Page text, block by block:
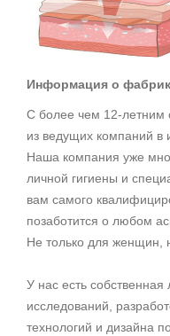
Информация о
С более чем 12-летним
из ведущих компаний в
Наша компания уже
личной гигиены и
вам самого
позаботится о любом
Не только для женщин,
У нас есть собственная
исследований,
технологий и дизайна